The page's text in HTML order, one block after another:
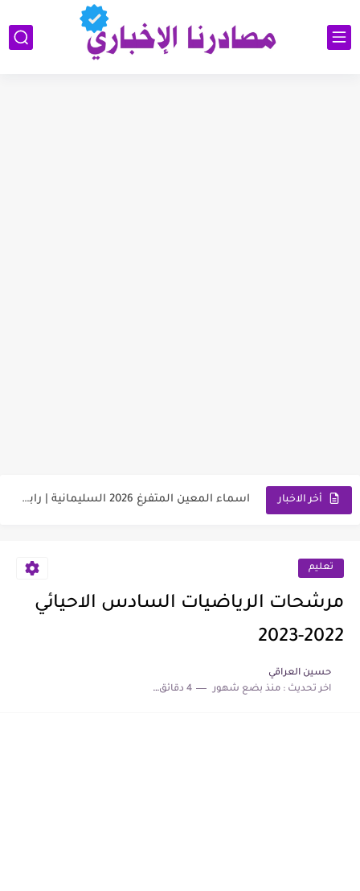
أخر الاخبار رابط تقديم اعتراضات السادس الإعدادي 2026 الدور الاول جميع المحافظات
وزارة العمل تعلن اسماء قطع أراضي الرعاية الاجتماعية 2026 تعليم
مرشحات الرياضيات السادس الاحيائي
2022-2023
حسين العراقي
اخر تحديث :منذ بضع شهور 4 دقائق للقراءة